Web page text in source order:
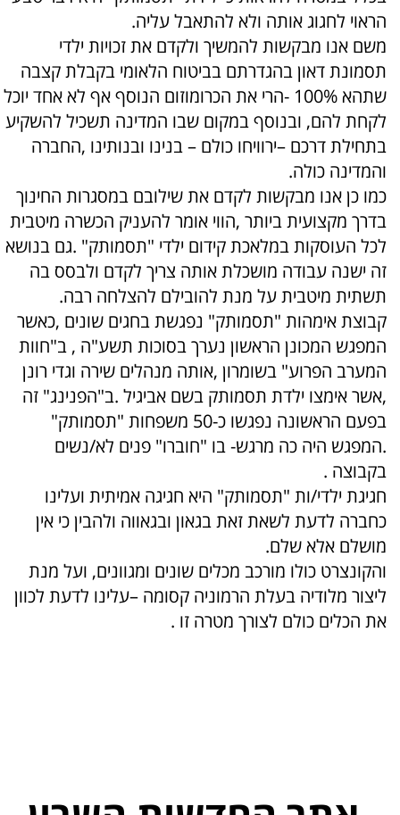
הראוי לחגוג אותה ולא להתאבל עליה.
משם אנו מבקשות להמשיך ולקדם את זכויות ילדי
תסמונת דאון בהגדרתם בביטוח הלאומי בקבלת קצבה
שתהא 100% -הרי את הכרומוזום הנוסף אף לא אחד יוכל
לקחת להם, ובנוסף במקום שבו המדינה תשכיל להשקיע
בתחילת דרכם –ירוויחו כולם – בנינו ובנותינו ,החברה
והמדינה כולה.
כמו כן אנו מבקשות לקדם את שילובם במסגרות החינוך
בדרך מקצועית ביותר ,הווי אומר להעניק הכשרה מיטבית
לכל העוסקות במלאכת קידום ילדי "תסמותק" .גם בנושא
זה ישנה עבודה מושכלת אותה צריך לקדם ולבסס בה
תשתית מיטבית על מנת להובילם להצלחה רבה.
קבוצת אימהות "תסמותק" נפגשת בחגים שונים ,כאשר
המפגש המכונן הראשון נערך בסוכות תשע"ה , ב"חוות
המערב הפרוע" בשומרון ,אותה מנהלים שירה וגדי רונן
,אשר אימצו ילדת תסמותק בשם אביגיל .ב"הפנינג" זה
בפעם הראשונה נפגשו כ-50 משפחות "תסמותק"
.המפגש היה כה מרגש- בו "חוברו" פנים לא/נשים
בקבוצה .
חגיגת ילדי/ות "תסמותק" היא חגיגה אמיתית ועלינו
כחברה לדעת לשאת זאת בגאון ובגאווה ולהבין כי אין
מושלם אלא שלם.
והקונצרט כולו מורכב מכלים שונים ומגוונים, ועל מנת
ליצור מלודיה בעלת הרמוניה קסומה –עלינו לדעת לכוון
את הכלים כולם לצורך מטרה זו .